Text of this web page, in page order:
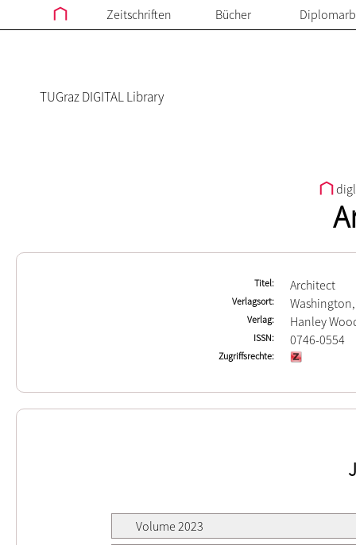
Zeitschriften Bücher
TUGraz DIGITAL Library
Titel Architect
Verlagsort
Verlag Hanley
ISSN 0746-0554
Zugriffsrechte
Volume 2023